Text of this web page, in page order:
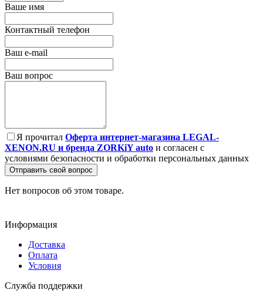
Ваше имя
Контактный телефон
Ваш e-mail
Ваш вопрос
Я прочитал Оферта интернет-магазина LEGAL-
XENON.RU и бренда ZORKiY auto и согласен с
условиями безопасности и обработки персональных данных
Отправить свой вопрос
Нет вопросов об этом товаре.
Информация
Доставка
Оплата
Условия
Служба поддержки